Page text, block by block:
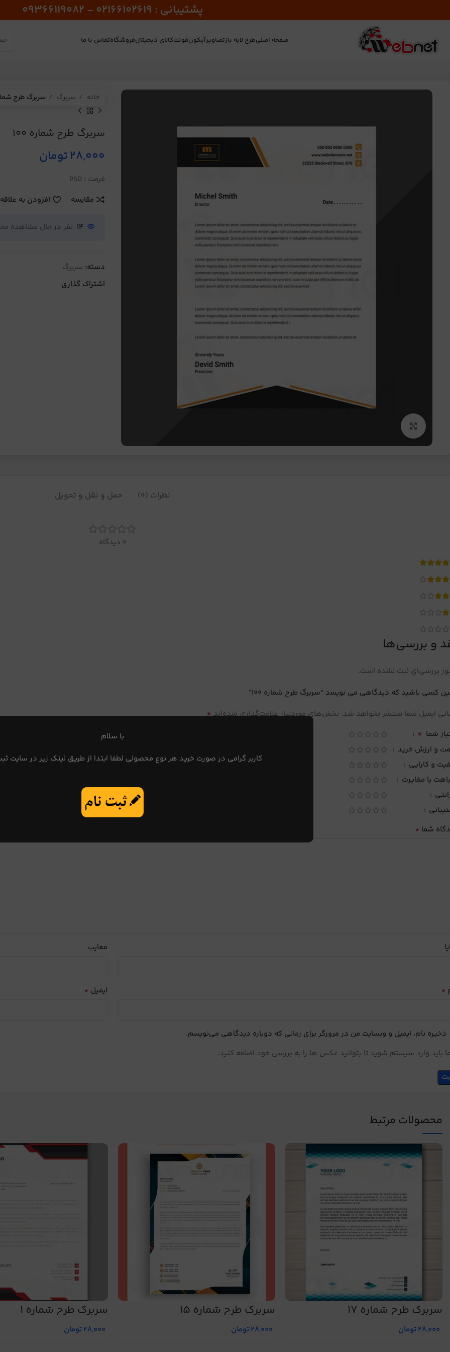
با سلام
کاربر گرامی در صورت خرید هر نوع محصولی لطفا ابتدا از طریق لینک زیر در سایت
پشتیبانی : 02166102619 - 09366119082
صفحه اصلیطرح لایه بازتصاویرآیکونفونتکالای دیجیتالفروشگاهتماس با ما
خانه سربرگ سربرگ طرح شماره
سربرگ طرح شماره 100
28,000تومان
فرمت : PSD
مقایسه
افزودن به
14 نفر در حال مشاهده
دسته: سربرگ
اشتراک گذاری
نظرات (0) حمل و نقل و تحویل
0 دیدگاه
و بررسی‌ها
بررسی‌ای ثبت نشده است.
کسی باشید که دیدگاهی می نویسد “سربرگ طرح شماره 100”
ایمیل شما منتشر نخواهد شد. بخش‌های موردنیاز علامت‌گذاری شده‌اند*
شما *
و ارزش خرید
و کارایی
یا مغایرت
شما *
معایب
* ایمیل *
ذخیره نام، ایمیل و وبسایت من در مرورگر برای زمانی که دوباره دیدگاهی می‌نویسم.
باید وارد سیستم شوید تا بتوانید عکس ها را به بررسی خود اضافه کنید.
محصولات مرتبط
سربرگ طرح شماره 17
28,000تومان
سربرگ طرح شماره 15
28,000تومان
سربرگ طرح شماره 1
28,000تومان